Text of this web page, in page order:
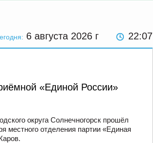
6 августа 2026 г 22:07
«Единой России»
округа Солнечногорск прошёл
местного отделения партии «Единая